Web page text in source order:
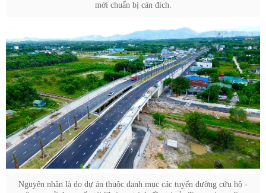
mới chuẩn bị cán đích.
Nguyên nhân là do dự án thuộc danh mục các tuyến đường cứu hộ -